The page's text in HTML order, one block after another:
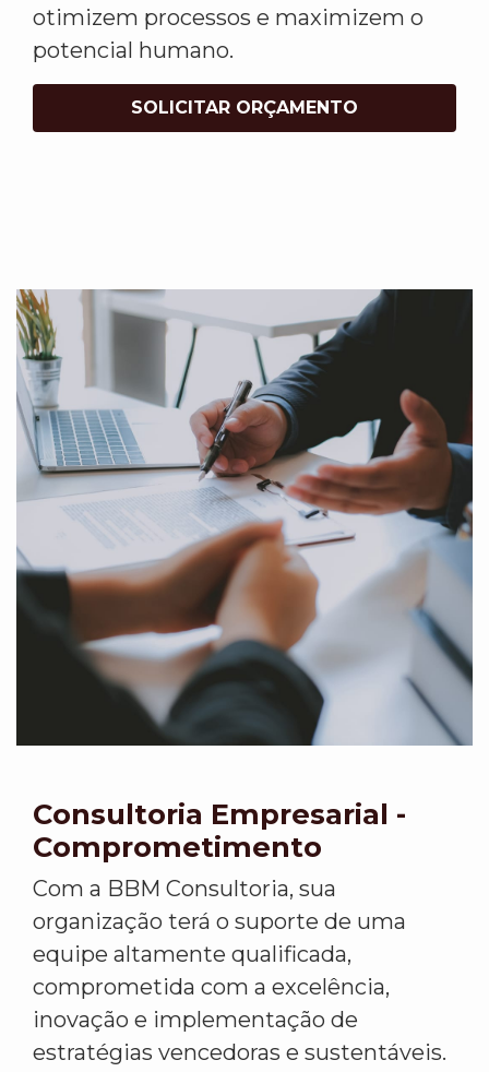
otimizem processos e maximizem o
potencial humano.
SOLICITAR ORÇAMENTO
Consultoria Empresarial -
Comprometimento
Com a BBM Consultoria, sua
organização terá o suporte de uma
equipe altamente qualificada,
comprometida com a excelência,
inovação e implementação de
estratégias vencedoras e sustentáveis.